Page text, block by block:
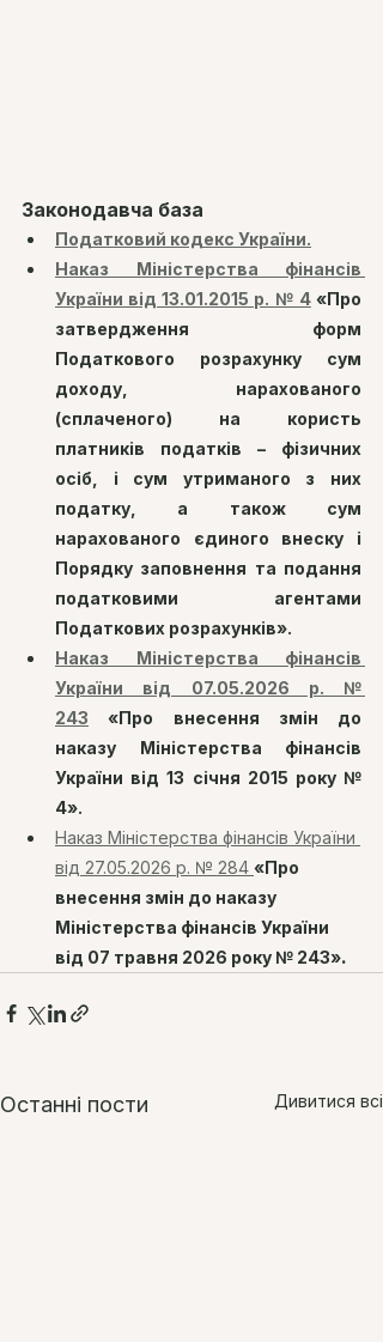
Законодавча база
Податковий кодекс України.
Наказ Міністерства фінансів
України від 13.01.2015 р. № 4 «Про
затвердження форм
Податкового розрахунку сум
доходу, нарахованого
(сплаченого) на користь
платників податків – фізичних
осіб, і сум утриманого з них
податку, а також сум
нарахованого єдиного внеску і
Порядку заповнення та подання
податковими агентами
Податкових розрахунків».
Наказ Міністерства фінансів
України від 07.05.2026 р. №
243 «Про внесення змін до
наказу Міністерства фінансів
України від 13 січня 2015 року №
4».
Наказ Міністерства фінансів України
від 27.05.2026 р. № 284 «Про
внесення змін до наказу
Міністерства фінансів України
від 07 травня 2026 року № 243».
Останні пости Дивитися всі